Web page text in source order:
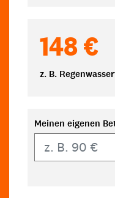
148 €
z. B.
Meinen eigenen